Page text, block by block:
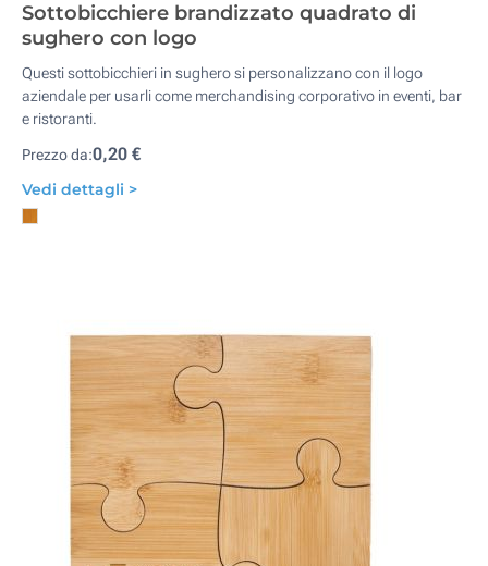
Sottobicchiere brandizzato quadrato di
sughero con logo
Questi sottobicchieri in sughero si personalizzano con il logo
aziendale per usarli come merchandising corporativo in eventi, bar
e ristoranti.
Prezzo da:0,20 €
Vedi dettagli >